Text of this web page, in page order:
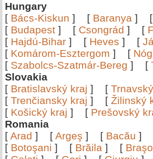
Hungary
[ Bács-Kiskun ] [ Baranya ] [
[ Budapest ] [ Csongrád ] [
[ Hajdú-Bihar ] [ Heves ] [
[ Komárom-Esztergom ] [
[ Szabolcs-Szatmár-Bereg ] [
Slovakia
[ Bratislavský kraj ] [
[ Trenčiansky kraj ] [ Žilinský
[ Košický kraj ] [ Prešovský
Romania
[ Arad ] [ Argeş ] [ Bacău ]
[ Botoşani ] [ Brăila ] [